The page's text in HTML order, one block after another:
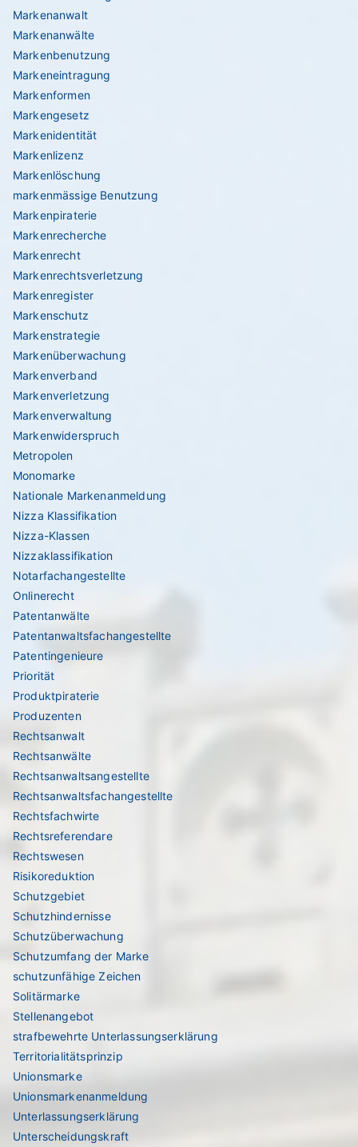
Markenanwalt
Markenanwälte
Markenbenutzung
Markeneintragung
Markenformen
Markengesetz
Markenidentität
Markenlizenz
Markenlöschung
markenmässige Benutzung
Markenpiraterie
Markenrecherche
Markenrecht
Markenrechtsverletzung
Markenregister
Markenschutz
Markenstrategie
Markenüberwachung
Markenverband
Markenverletzung
Markenverwaltung
Markenwiderspruch
Metropolen
Monomarke
Nationale Markenanmeldung
Nizza Klassifikation
Nizza-Klassen
Nizzaklassifikation
Notarfachangestellte
Onlinerecht
Patentanwälte
Patentanwaltsfachangestellte
Patentingenieure
Priorität
Produktpiraterie
Produzenten
Rechtsanwalt
Rechtsanwälte
Rechtsanwaltsangestellte
Rechtsanwaltsfachangestellte
Rechtsfachwirte
Rechtsreferendare
Rechtswesen
Risikoreduktion
Schutzgebiet
Schutzhindernisse
Schutzüberwachung
Schutzumfang der Marke
schutzunfähige Zeichen
Solitärmarke
Stellenangebot
strafbewehrte Unterlassungserklärung
Territorialitätsprinzip
Unionsmarke
Unionsmarkenanmeldung
Unterlassungserklärung
Unterscheidungskraft